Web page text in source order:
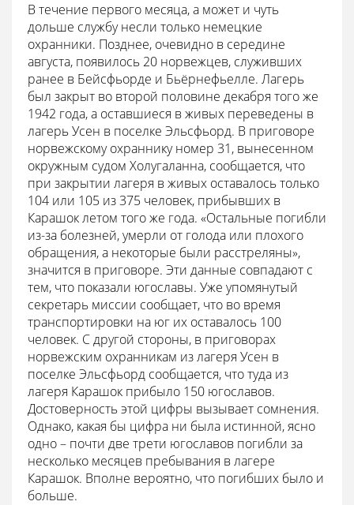
В течение первого месяца, а может и чуть
дольше службу несли только немецкие
охранники. Позднее, очевидно в середине
августа, появилось 20 норвежцев, служивших
ранее в Бейсфьорде и Бьёрнефьелле. Лагерь
был закрыт во второй половине декабря того же
1942 года, а оставшиеся в живых переведены в
лагерь Усен в поселке Эльсфьорд. В приговоре
норвежскому охраннику номер 31, вынесенном
окружным судом Холугаланна, сообщается, что
при закрытии лагеря в живых оставалось только
104 или 105 из 375 человек, прибывших в
Карашок летом того же года. «Остальные погибли
из-за болезней, умерли от голода или плохого
обращения, а некоторые были расстреляны»,
значится в приговоре. Эти данные совпадают с
тем, что показали югославы. Уже упомянутый
секретарь миссии сообщает, что во время
транспортировки на юг их оставалось 100
человек. С другой стороны, в приговорах
норвежским охранникам из лагеря Усен в
поселке Эльсфьорд сообщается, что туда из
лагеря Карашок прибыло 150 югославов.
Достоверность этой цифры вызывает сомнения.
Однако, какая бы цифра ни была истинной, ясно
одно – почти две трети югославов погибли за
несколько месяцев пребывания в лагере
Карашок. Вполне вероятно, что погибших было и
больше.